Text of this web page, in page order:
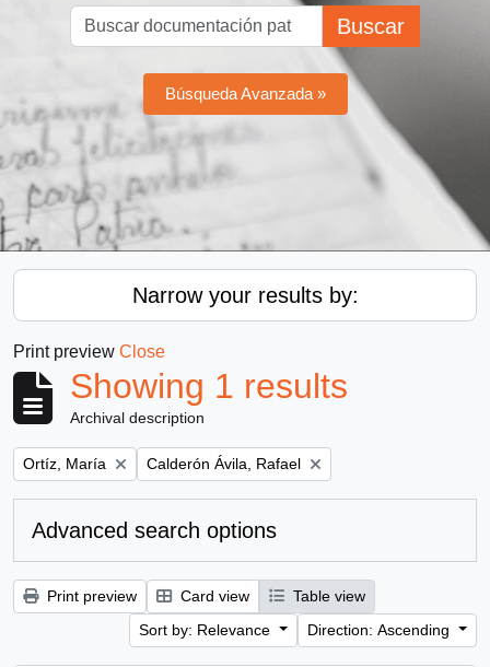
Buscar
Búsqueda Avanzada »
Narrow your results by:
Print preview Close
Showing 1 results
Archival description
Remove filter:
Ortíz, María Remove filter:
Calderón Ávila, Rafael
Advanced search options
Print preview Card view
Table view
Sort by: Relevance
Direction: Ascending